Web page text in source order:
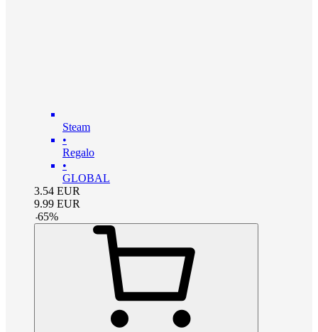
Steam
•
Regalo
•
GLOBAL
3.54 EUR
9.99 EUR
-65%